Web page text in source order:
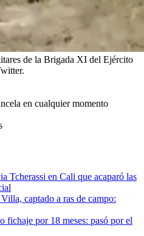
de la Brigada XI del Ejército
en cualquier momento
Tcherassi en Cali que acaparó las
captado a ras de campo:
por 18 meses: pasó por el